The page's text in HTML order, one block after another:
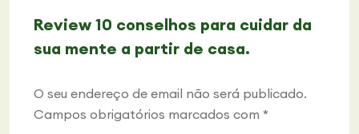
Review 10 conselhos para cuidar da
sua mente a partir de casa.
O seu endereço de email não será publicado.
Campos obrigatórios marcados com *